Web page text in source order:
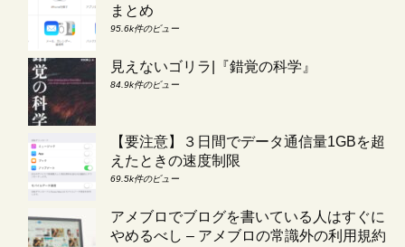
まとめ
95.6k件のビュー
見えないゴリラ|『錯覚の科学』
84.9k件のビュー
【要注意】３日間でデータ通信量1GBを超
えたときの速度制限
69.5k件のビュー
アメブロでブログを書いている人はすぐに
やめるべし – アメブロの常識外の利用規約